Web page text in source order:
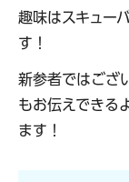
趣味はスキュー
す！
新参者ではござ
もお伝えできる
ます！